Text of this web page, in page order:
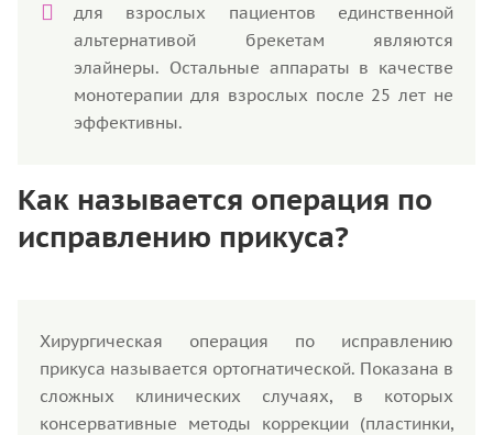
для взрослых пациентов единственной
альтернативой брекетам являются
элайнеры. Остальные аппараты в качестве
монотерапии для взрослых после 25 лет не
эффективны.
Как называется операция по
исправлению прикуса?
Хирургическая операция по исправлению
прикуса называется ортогнатической. Показана в
сложных клинических случаях, в которых
консервативные методы коррекции (пластинки,